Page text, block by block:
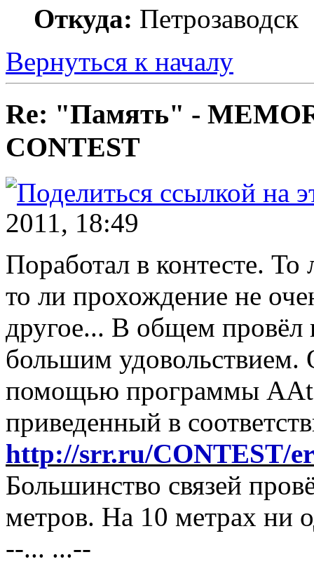
Откуда: Петрозаводск
Вернуться к началу
Re: "Память" -
CONTEST
2011, 18:49
Поработал в контесте.
то ли прохождение не
другое... В общем провёл
большим удовольствием.
помощью программы
приведенный в
http://srr.ru/CONTEST/
Большинство связей
метров. На 10 метрах ни
--... ...--